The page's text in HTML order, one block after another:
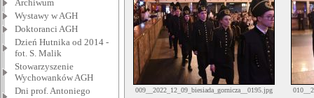
Archiwum
Wystawy w AGH
Doktoranci AGH
Dzień Hutnika od 2014 -
fot. S. Malik
Stowarzyszenie
Wychowanków AGH
Dni prof. Antoniego
009__2022_12_09_biesiada_gornicza__0195.jpg